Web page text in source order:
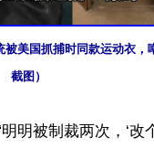
美国抓捕时同款运动衣，
截图）
明被制裁两次，‘改